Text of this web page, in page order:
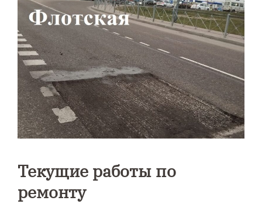
Текущие работы по
ремонту